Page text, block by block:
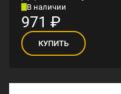
В наличии
971 ₽
КУПИТЬ